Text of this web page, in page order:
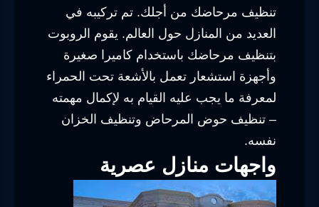
تنظيف مرحاضك من أجلك. تم تركيبه في
العديد من المنازل حول العالم. يقوم الروبوت
بتنظيف مرحاضك باستخدام كاميرا صغيرة
وأجهزة استشعار تعمل بالأشعة تحت الحمراء
لمعرفة ما يجب عليه القيام به لإكمال مهمته
– تنظيف حوض المرحاض وتنظيف الخزان
نفسه.
واجهات منازل عصرية